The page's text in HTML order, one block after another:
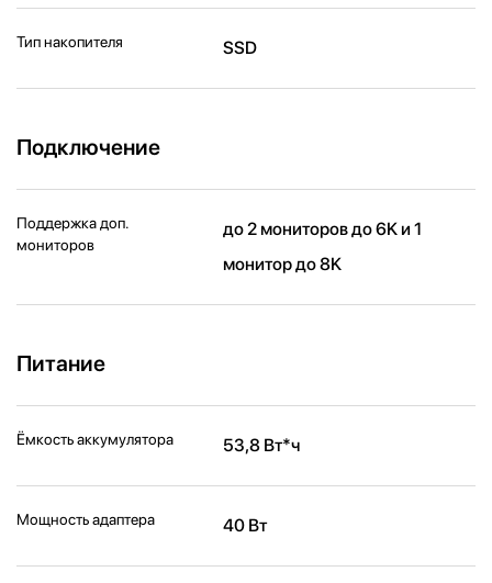
Тип накопителя SSD
Подключение
Поддержка доп.
мониторов
до 2 мониторов до 6K и 1
монитор до 8K
Питание
Ёмкость аккумулятора 53,8 Вт*ч
Мощность адаптера 40 Вт